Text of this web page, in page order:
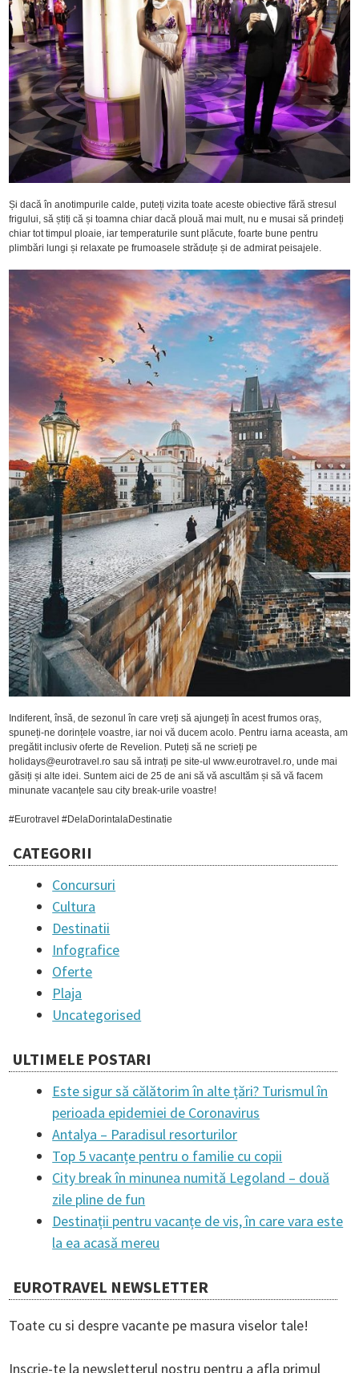
Și dacă în anotimpurile calde, puteți vizita toate aceste obiective fără stresul
frigului, să știți că și toamna chiar dacă plouă mai mult, nu e musai să prindeți
chiar tot timpul ploaie, iar temperaturile sunt plăcute, foarte bune pentru
plimbări lungi și relaxate pe frumoasele străduțe și de admirat peisajele.
Indiferent, însă, de sezonul în care vreți să ajungeți în acest frumos oraș,
spuneți-ne dorințele voastre, iar noi vă ducem acolo. Pentru iarna aceasta, am
pregătit inclusiv oferte de Revelion. Puteți să ne scrieți pe
holidays@eurotravel.ro sau să intrați pe site-ul www.eurotravel.ro, unde mai
găsiți și alte idei. Suntem aici de 25 de ani să vă ascultăm și să vă facem
minunate vacanțele sau city break-urile voastre!
#Eurotravel #DelaDorintalaDestinatie
CATEGORII
Concursuri
Cultura
Destinatii
Infografice
Oferte
Plaja
Uncategorised
ULTIMELE POSTARI
Este sigur să călătorim în alte țări? Turismul în
perioada epidemiei de Coronavirus
Antalya – Paradisul resorturilor
Top 5 vacanțe pentru o familie cu copii
City break în minunea numită Legoland – două
zile pline de fun
Destinații pentru vacanțe de vis, în care vara este
la ea acasă mereu
EUROTRAVEL NEWSLETTER
Toate cu si despre vacante pe masura viselor tale!
Inscrie-te la newsletterul nostru pentru a afla primul